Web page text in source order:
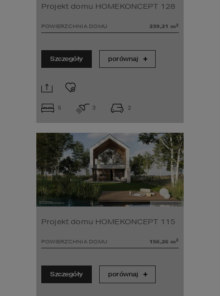
Projekt domu HOMEKONCEPT 128
POWIERZCHNIA DOMU 239,21 m2
5 3 2
Szczegóły porównaj
Projekt domu HOMEKONCEPT 115
POWIERZCHNIA DOMU 156,26 m2
Szczegóły porównaj